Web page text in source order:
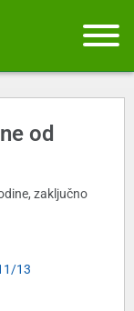
od
zaključno
13